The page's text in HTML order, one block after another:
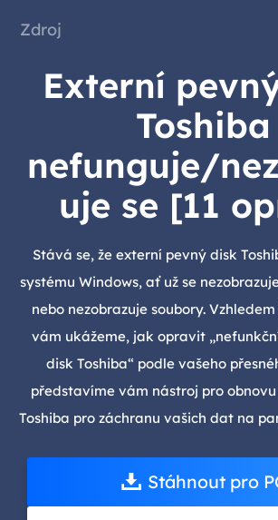
Zdroj
Externí
Toshiba
nefunguje/
uje se [11
Stává se, že externí pevný disk
systému Windows, ať už se
nebo nezobrazuje soubory.
vám ukážeme, jak opravit
disk Toshiba“ podle vašeho
představíme vám nástroj pro
Toshiba pro záchranu vašich dat na
Stáhnout pro